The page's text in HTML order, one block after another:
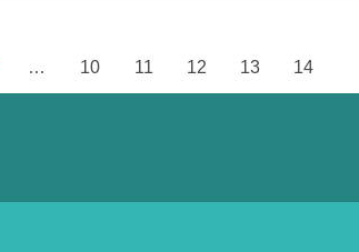
… 10 11 12 13 14